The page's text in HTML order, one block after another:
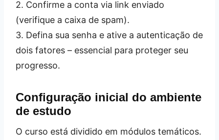
2. Confirme a conta via link enviado
(verifique a caixa de spam).
3. Defina sua senha e ative a autenticação de
dois fatores – essencial para proteger seu
progresso.
Configuração inicial do ambiente
de estudo
O curso está dividido em módulos temáticos.